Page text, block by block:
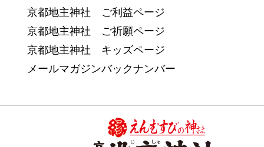
京都地主神社 ご利益ページ
京都地主神社 ご祈願ページ
京都地主神社 キッズページ
メールマガジンバックナンバー